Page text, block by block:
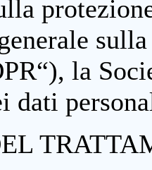
la
dati